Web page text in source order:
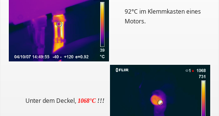
92°C im Klemmkasten eines
Motors.
Unter dem Deckel, 1068°C !!!